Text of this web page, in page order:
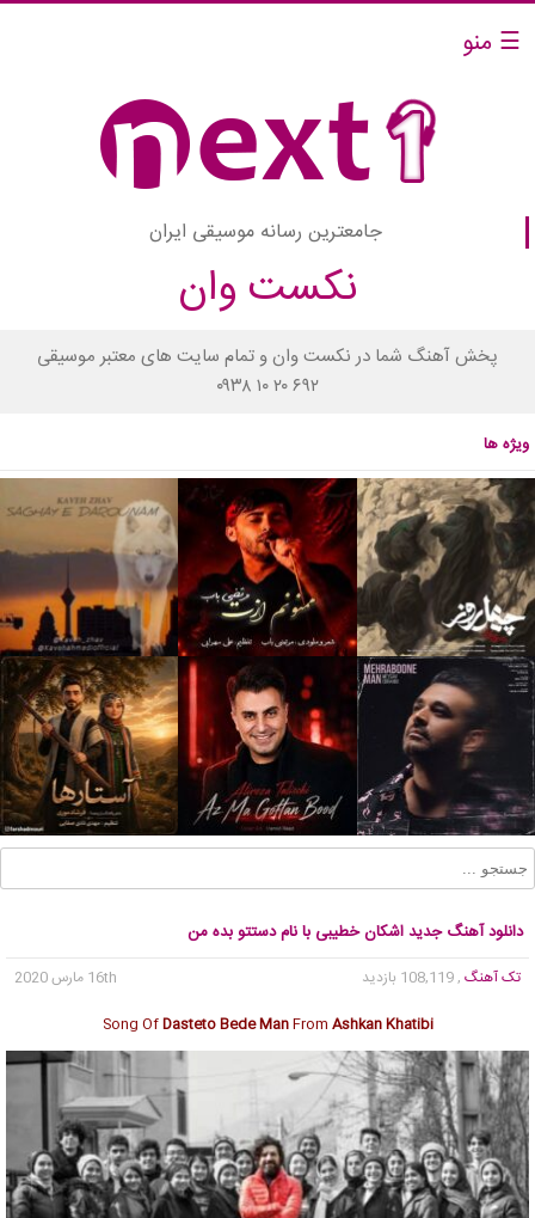
☰ منو
جامعترین رسانه موسیقی ایران
نکست وان
پخش آهنگ شما در نکست وان و تمام سایت های معتبر موسیقی
۰۹۳۸ ۱۰ ۲۰ ۶۹۲
ویژه ها
دانلود آهنگ جدید اشکان خطیبی با نام دستتو بده من
تک آهنگ , 108,119 بازدید
16th مارس 2020
Song OfDasteto Bede ManFrom Ashkan Khatibi